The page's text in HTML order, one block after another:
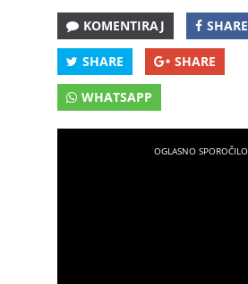
KOMENTIRAJ SHARE
SHARE SHARE
WHATSAPP